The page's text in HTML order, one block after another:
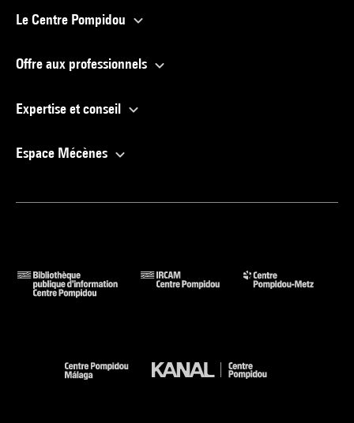
Le Centre Pompidou
Offre aux professionnels
Expertise et conseil
Espace Mécènes